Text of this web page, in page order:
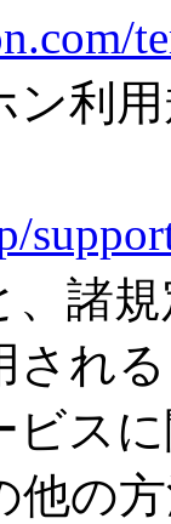
ン利
、諸
され
ビス
他の